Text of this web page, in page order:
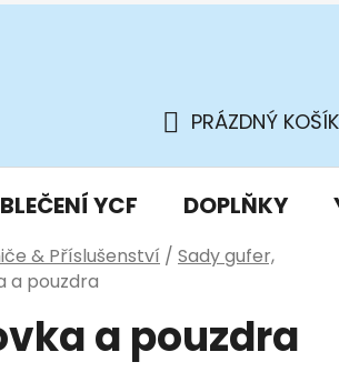
KOŠÍK
PRÁZDNÝ KOŠÍK
YCF DOPLŇKY
& Příslušenství / Sady gufer,
a pouzdra
a pouzdra